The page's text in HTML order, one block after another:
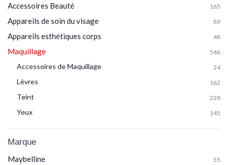
Accessoires Beauté 165
Appareils de soin du visage 89
Appareils esthétiques corps 48
Maquillage 546
Accessoires de Maquillage 24
Lèvres 162
Teint 228
Yeux 145
Marque
Maybelline 55